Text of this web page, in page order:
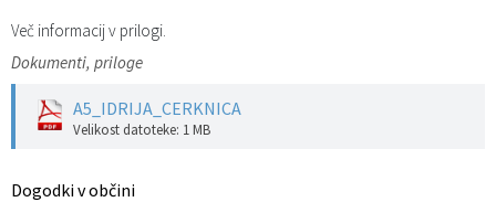
Več informacij v prilogi.
Dokumenti, priloge
A5_IDRIJA_CERKNICA
Velikost datoteke: 1 MB
Dogodki v občini